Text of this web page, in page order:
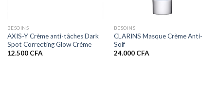
BESOINS
AXIS-Y Crème anti-tâches Dark
Spot Correcting Glow Créme
12.500 CFA
BESOINS
CLARINS Masque Crème Anti-
Soif
24.000 CFA